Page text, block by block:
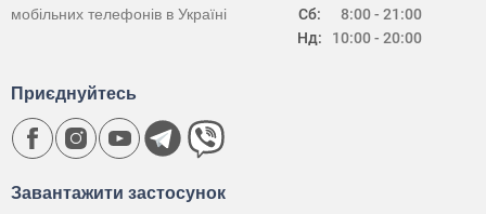
Сб:
Нд:
8:00 - 21:00
10:00 - 20:00
мобільних телефонів в Україні
Завантажити застосунок
Приєднуйтесь